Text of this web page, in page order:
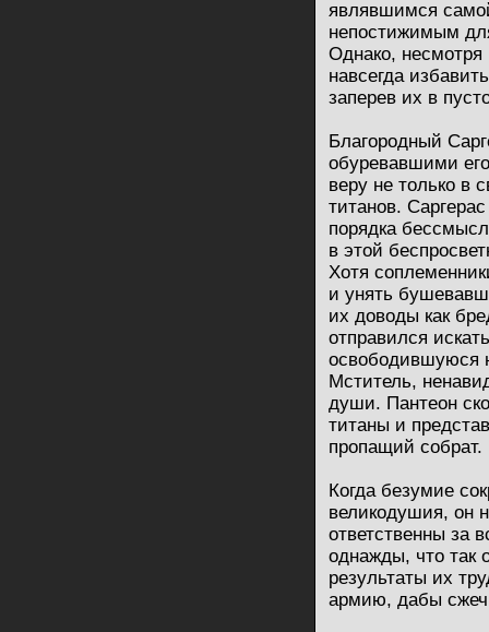
являвшимся
непостижимым
Однако,
навсегда
заперев их в
Благородный
обуревавшими
веру не только в
титанов.
порядка
в этой
Хотя
и унять
их доводы как
отправился
освободившуюся
Мститель,
души. Пантеон
титаны и
пропащий собрат.
Когда безумие
великодушия, он
ответственны за
однажды, что так
результаты их
армию, дабы